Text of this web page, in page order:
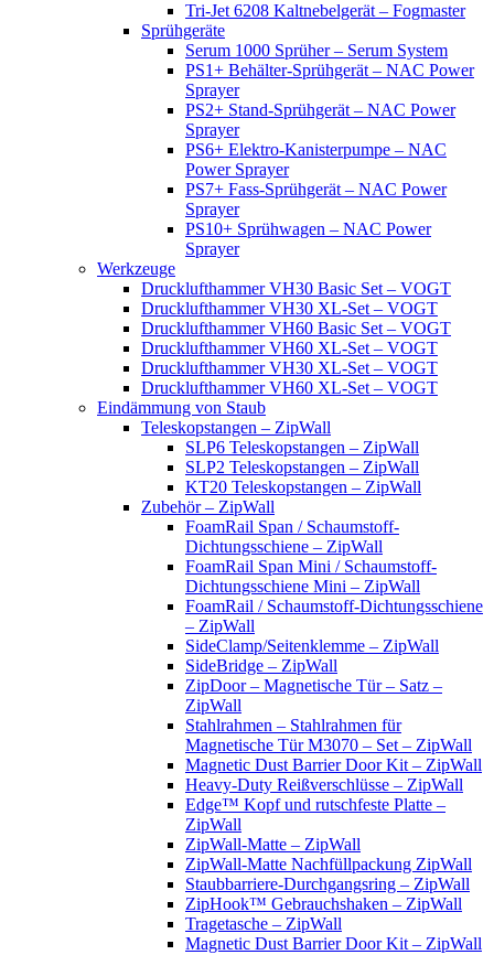
Tri-Jet 6208 Kaltnebelgerät – Fogmaster
Sprühgeräte
Serum 1000 Sprüher – Serum System
PS1+ Behälter-Sprühgerät – NAC Power
Sprayer
PS2+ Stand-Sprühgerät – NAC Power
Sprayer
PS6+ Elektro-Kanisterpumpe – NAC
Power Sprayer
PS7+ Fass-Sprühgerät – NAC Power
Sprayer
PS10+ Sprühwagen – NAC Power
Sprayer
Werkzeuge
Drucklufthammer VH30 Basic Set – VOGT
Drucklufthammer VH30 XL-Set – VOGT
Drucklufthammer VH60 Basic Set – VOGT
Drucklufthammer VH60 XL-Set – VOGT
Drucklufthammer VH30 XL-Set – VOGT
Drucklufthammer VH60 XL-Set – VOGT
Eindämmung von Staub
Teleskopstangen – ZipWall
SLP6 Teleskopstangen – ZipWall
SLP2 Teleskopstangen – ZipWall
KT20 Teleskopstangen – ZipWall
Zubehör – ZipWall
FoamRail Span / Schaumstoff-
Dichtungsschiene – ZipWall
FoamRail Span Mini / Schaumstoff-
Dichtungsschiene Mini – ZipWall
FoamRail / Schaumstoff-Dichtungsschiene
– ZipWall
SideClamp/Seitenklemme – ZipWall
SideBridge – ZipWall
ZipDoor – Magnetische Tür – Satz –
ZipWall
Stahlrahmen – Stahlrahmen für
Magnetische Tür M3070 – Set – ZipWall
Magnetic Dust Barrier Door Kit – ZipWall
Heavy-Duty Reißverschlüsse – ZipWall
Edge™ Kopf und rutschfeste Platte –
ZipWall
ZipWall-Matte – ZipWall
ZipWall-Matte Nachfüllpackung ZipWall
Staubbarriere-Durchgangsring – ZipWall
ZipHook™ Gebrauchshaken – ZipWall
Tragetasche – ZipWall
Magnetic Dust Barrier Door Kit – ZipWall